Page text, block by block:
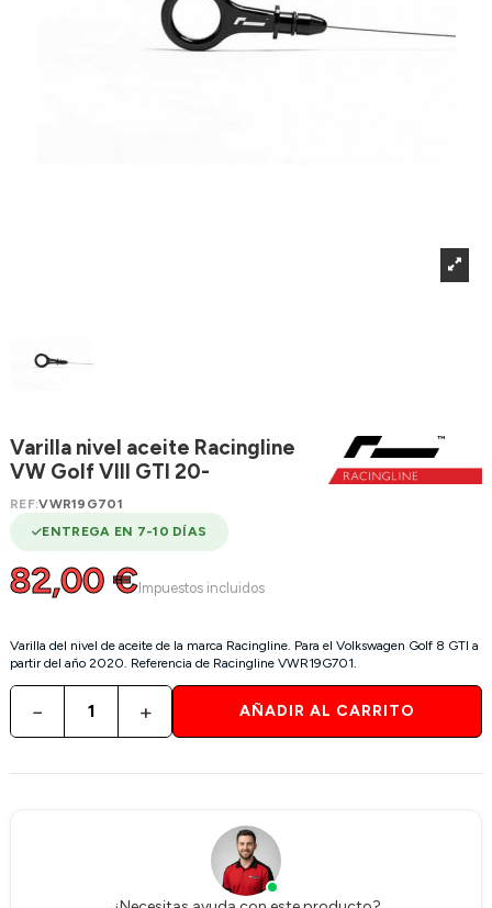
Varilla nivel aceite Racingline
VW Golf VIII GTI 20-
REF:VWR19G701
ENTREGA EN 7-10 DÍAS
82,00 € Impuestos incluidos
Varilla del nivel de aceite de la marca Racingline. Para el Volkswagen Golf 8 GTI a
partir del año 2020. Referencia de Racingline VWR19G701.
− + AÑADIR AL CARRITO